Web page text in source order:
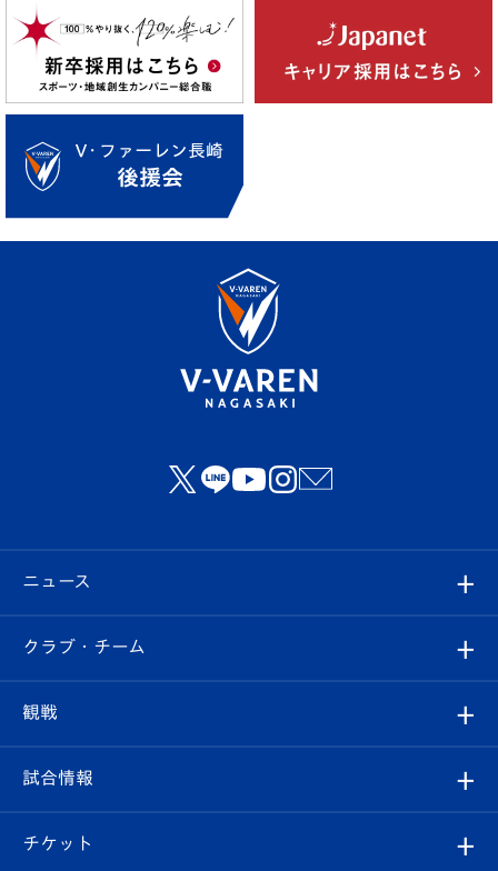
ニュース
すべて
クラブ
試合情報
クラブ・チーム
クラブ概要
観戦
観戦ルール
試合情報
試合日程/結果
チケット